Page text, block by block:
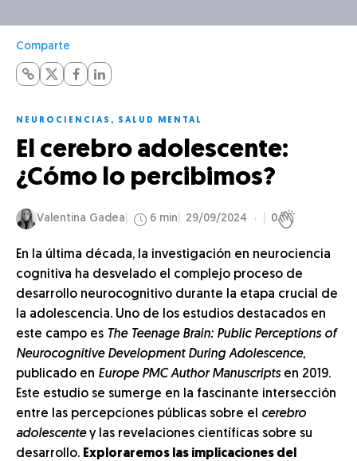
Comparte
NEUROCIENCIAS , SALUD MENTAL
El cerebro adolescente:
¿Cómo lo percibimos?
Valentina Gadea 6 min 29/09/2024 0
En la última década, la investigación en neurociencia
cognitiva ha desvelado el complejo proceso de
desarrollo neurocognitivo durante la etapa crucial de
la adolescencia. Uno de los estudios destacados en
este campo es The Teenage Brain: Public Perceptions of
Neurocognitive Development During Adolescence,
publicado en Europe PMC Author Manuscriptsen 2019.
Este estudio se sumerge en la fascinante intersección
entre las percepciones públicas sobre el cerebro
adolescentey las revelaciones científicas sobre su
desarrollo. Exploraremos las implicaciones del